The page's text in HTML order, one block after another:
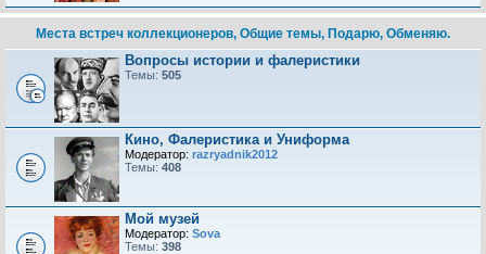
Места встреч коллекционеров, Общие темы, Подарю, Обменяю.
Вопросы истории и фалеристики
Темы: 505
Кино, Фалеристика и Униформа
Модератор: razryadnik2012
Темы: 408
Мой музей
Модератор: Sova
Темы: 398